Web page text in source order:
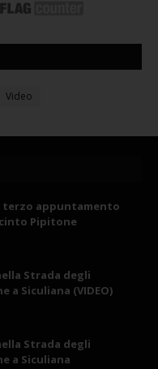
Video
terzo appuntamento
Pipitone
Strada degli
a Siculiana (VIDEO)
Strada degli
a Siculiana